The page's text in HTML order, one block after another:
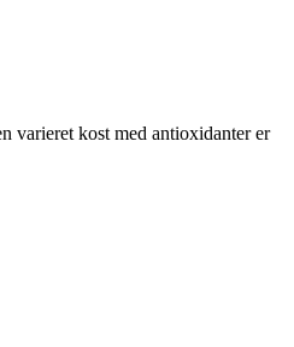
varieret kost med antioxidanter er